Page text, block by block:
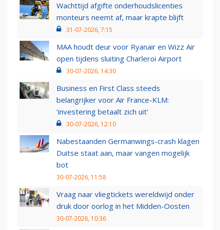
Wachttijd afgifte onderhoudslicenties
monteurs neemt af, maar krapte blijft
31-07-2026, 7:15
MAA houdt deur voor Ryanair en Wizz Air
open tijdens sluiting Charleroi Airport
30-07-2026, 14:30
Business en First Class steeds
belangrijker voor Air France-KLM:
‘investering betaalt zich uit’
30-07-2026, 12:10
Nabestaanden Germanwings-crash klagen
Duitse staat aan, maar vangen mogelijk
bot
30-07-2026, 11:58
Vraag naar vliegtickets wereldwijd onder
druk door oorlog in het Midden-Oosten
30-07-2026, 10:36